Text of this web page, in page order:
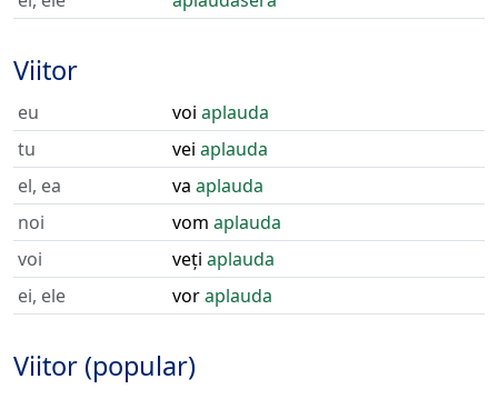
Viitor
eu voi aplauda
tu
vei aplauda
el, ea
va aplauda
noi
vom aplauda
voi
veți aplauda
ei, ele
voraplauda
Viitor (popular)